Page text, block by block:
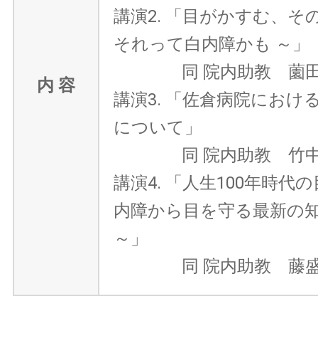
内 容
講演2. 「目がかすむ、そ
それって白内障かも ～」
同 院内助教 薗田
講演3. 「佐倉病院におけ
について」
同 院内助教 竹中
講演4. 「人生100年時代
内障から目を守る最新の
～」
同 院内助教 藤盛